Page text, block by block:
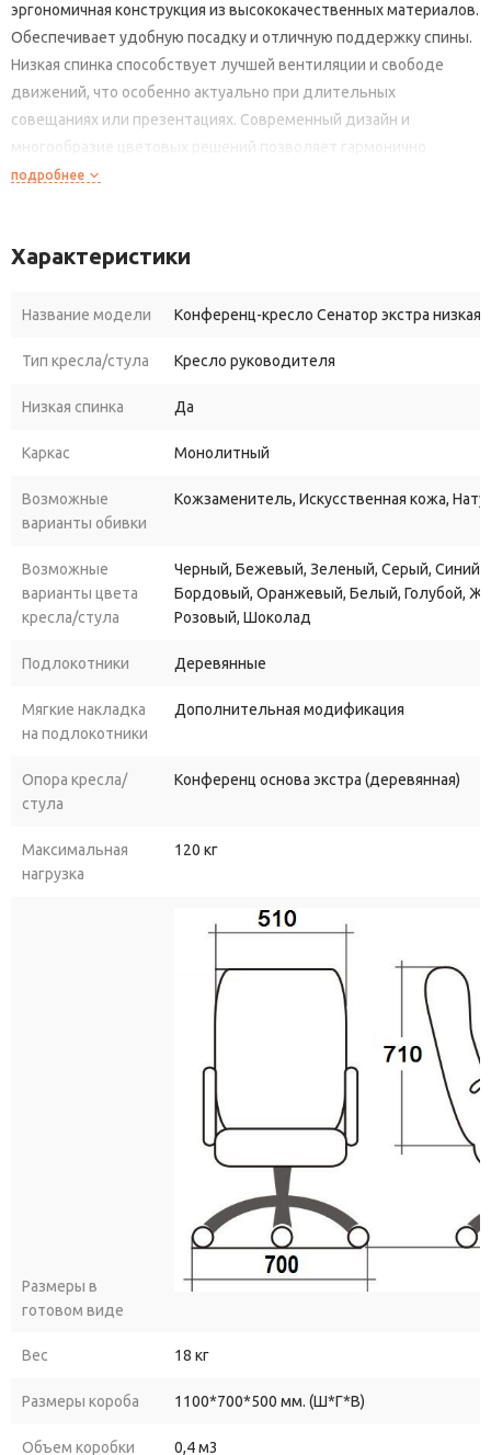
эргономичная конструкция из высококачественных материалов.
Обеспечивает удобную посадку и отличную поддержку спины.
Низкая спинка способствует лучшей вентиляции и свободе
движений, что особенно актуально при длительных
совещаниях или презентациях. Современный дизайн и
многообразие цветовых решений позволяет гармонично
вписать кресло в любой интерьер. Сделайте выбор в пользу
подробнее
Характеристики
Название модели Конференц-кресло Сенатор экстра низкая
Тип кресла/стула Кресло руководителя
Низкая спинка Да
Каркас Монолитный
Возможные
варианты обивки
Кожзаменитель, Искусственная кожа,
Возможные
варианты цвета
кресла/стула
Черный, Бежевый, Зеленый, Серый, Синий,
Бордовый, Оранжевый, Белый, Голубой,
Розовый, Шоколад
Подлокотники Деревянные
Мягкие накладка
на подлокотники
Дополнительная модификация
Опора кресла/
стула
Конференц основа экстра (деревянная)
Максимальная
нагрузка
120 кг
Размеры в
готовом виде
Вес 18 кг
Размеры короба 1100*700*500 мм. (Ш*Г*В)
Объем коробки 0,4 м3